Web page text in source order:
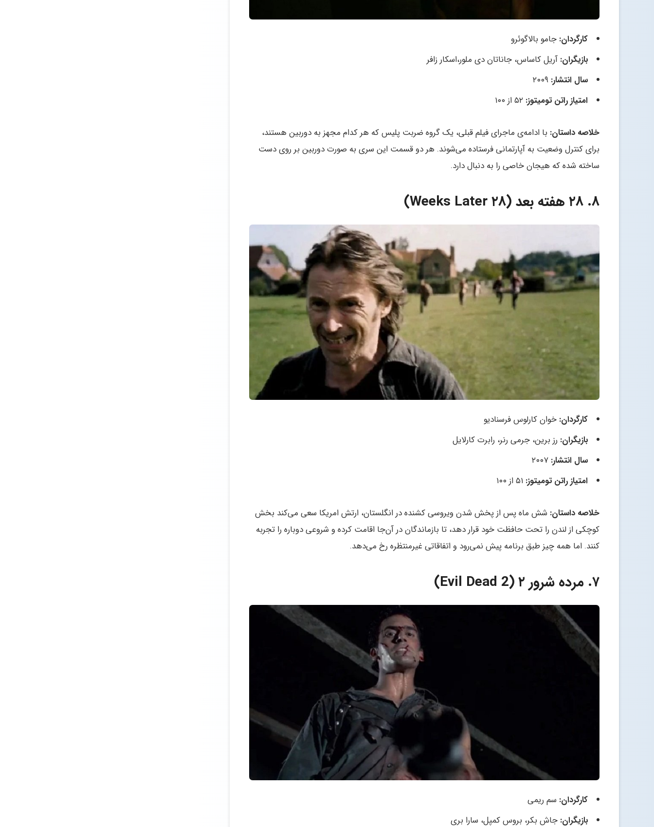
کارگردان: جامو بالاگوئرو
بازیگران: آریل کاساس، جاناتان دی ملور،اسکار زافر
سال انتشار: ۲۰۰۹
امتیاز راتن تومیتوز:
خلاصه داستان: با ادامه‌ی ماجرای فیلم قبلی،‌ یک گروه ضربت پلیس که هر کدام مجهز به دوربین هستند،
برای کنترل وضعیت به آپارتمانی فرستاده می‌شوند. هر دو قسمت این سری به صورت دوربین بر روی دست
ساخته شده‌ که هیجان خاصی را به دنبال دارد.
۸. ۲۸ هفته بعد (۲۸ Weeks Later)
کارگردان: خوان کارلوس فرسنادیو
بازیگران: رز برین، جرمی رنر، رابرت کارلایل
سال انتشار: ۲۰۰۷
امتیاز راتن تومیتوز:
خلاصه داستان: شش ماه پس از پخش شدن ویروسی کشنده در انگلستان، ارتش امریکا سعی می‌کند بخش
کوچکی از لندن را تحت حافظت خود قرار دهد، تا بازماندگان در آن‌جا اقامت کرده و شروعی دوباره را تجربه
کنند. اما همه چیز طبق برنامه پیش نمی‌رود و اتفاقاتی غیرمنتظره رخ می‌دهد.
۷. مرده شرور ۲ (Evil Dead 2)
کارگردان: سم ریمی
بازیگران: جاش بکر، بروس کمپل، سارا بری